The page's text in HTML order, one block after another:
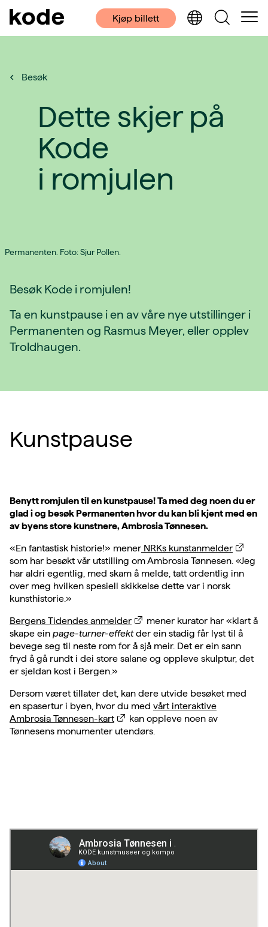
Kjøp billett
Besøk
Dette skjer på
Kode
i romjulen
Permanenten. Foto: Sjur Pollen.
Besøk Kode i romjulen!
Ta en kunstpause i en av våre nye utstillinger i
Permanenten og Rasmus Meyer, eller opplev
Troldhaugen.
Kunstpause
Benytt romjulen til en kunstpause! Ta med deg noen du er
glad i og besøk Permanenten hvor du kan bli kjent med en
av byens store kunstnere, Ambrosia Tønnesen.
«En fantastisk historie!» mener NRKs kunstanmelder
som har besøkt vår utstilling om Ambrosia Tønnesen. «Jeg
har aldri egentlig, med skam å melde, tatt ordentlig inn
over meg hvilken spesiell skikkelse dette var i norsk
kunsthistorie.»
Bergens Tidendes anmelder
mener kurator har «klart å
skape ein page-turner-effektder ein stadig får lyst til å
bevege seg til neste rom for å sjå meir. Det er ein sann
fryd å gå rundt i dei store salane og oppleve skulptur, det
er sjeldan kost i Bergen.»
Dersom været tillater det, kan dere utvide besøket med
en spasertur i byen, hvor du med vårt interaktive
Ambrosia Tønnesen-kart
kan oppleve noen av
Tønnesens monumenter utendørs.